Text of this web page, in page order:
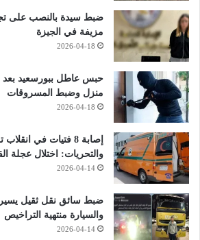
ضبط سيدة بالنصب على
مزيفة في الجيزة
2026-04-18
حبس عاطل ببورسعيد
منزل وضبط المسروقات
2026-04-18
إصابة 8 فتيات في
والتحريات: اختلال عجلة
2026-04-14
ضبط سائق نقل ثقيل يسير
والسيارة منتهية التراخيص
2026-04-14